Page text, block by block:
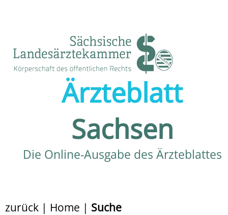
Ärzteblatt
Sachsen
Die Online-Ausgabe des Ärzteblattes
zurück | Home | Suche